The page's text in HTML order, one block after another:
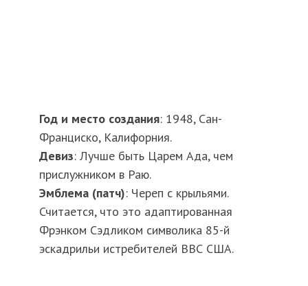
Год и место создания: 1948, Сан-
Франциско, Калифорния.
Девиз: Лучше быть Царем Ада, чем
прислужником в Раю.
Эмблема (патч): Череп с крыльями.
Считается, что это адаптированная
Фрэнком Сэдликом символика 85-й
эскадрильи истребителей ВВС США.